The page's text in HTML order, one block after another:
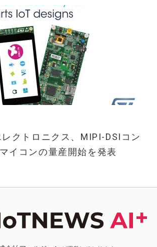
クトロニクス、MIPI-DSIコン
イコンの量産開始を発表